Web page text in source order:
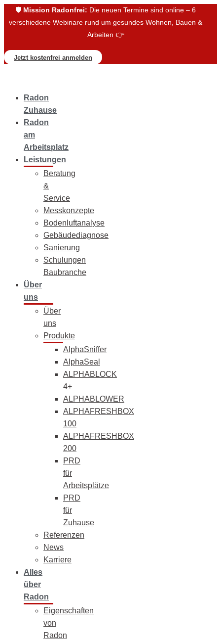
🛡️ Mission Radonfrei: Die neuen Termine sind online – 6
verschiedene Webinare rund um gesundes Wohnen, Bauen &
Arbeiten 👉
Jetzt kostenfrei anmelden
Radon
Zuhause
Radon
am
Arbeitsplatz
Leistungen
Beratung
&
Service
Messkonzepte
Bodenluftanalyse
Gebäudediagnose
Sanierung
Schulungen
Baubranche
Über
uns
Über
uns
Produkte
AlphaSniffer
AlphaSeal
ALPHABLOCK
4+
ALPHABLOWER
ALPHAFRESHBOX
100
ALPHAFRESHBOX
200
PRD
für
Arbeitsplätze
PRD
für
Zuhause
Referenzen
News
Karriere
Alles
über
Radon
Eigenschaften
von
Radon